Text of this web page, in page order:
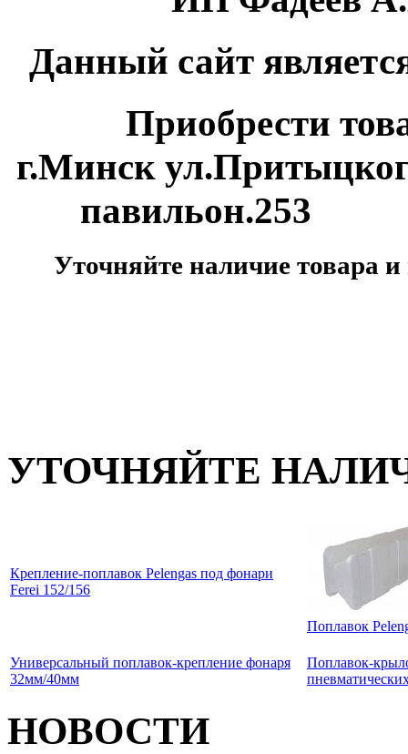
Данный сайт
Приобрести товар
г.Минск
павильон.253
Уточняйте наличие товара
УТОЧНЯЙТЕ
Крепление-поплавок Pelengas под фонари
Ferei 152/156
Поплавок
Универсальный поплавок-крепление фонаря
32мм/40мм
Поплавок-
НОВОСТИ